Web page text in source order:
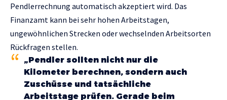
Pendlerrechnung automatisch akzeptiert wird. Das
Finanzamt kann bei sehr hohen Arbeitstagen,
ungewöhnlichen Strecken oder wechselnden Arbeitsorten
Rückfragen stellen.
„Pendler sollten nicht nur die
Kilometer berechnen, sondern auch
Zuschüsse und tatsächliche
Arbeitstage prüfen. Gerade beim